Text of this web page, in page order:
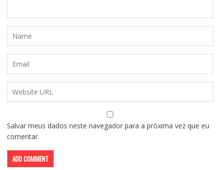
Salvar meus dados neste navegador para a próxima vez que eu
comentar.